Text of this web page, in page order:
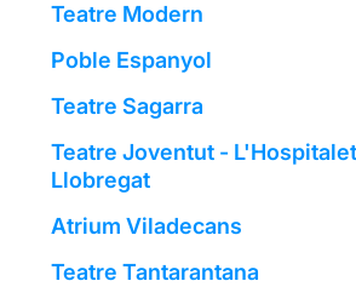
Teatre Modern
Poble Espanyol
Teatre Sagarra
Teatre Joventut -
Llobregat
Atrium Viladecans
Teatre Tantarantana